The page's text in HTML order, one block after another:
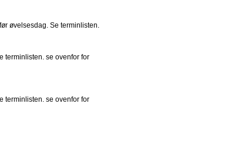
øvelsesdag. Se terminlisten.
terminlisten. se ovenfor for
terminlisten. se ovenfor for